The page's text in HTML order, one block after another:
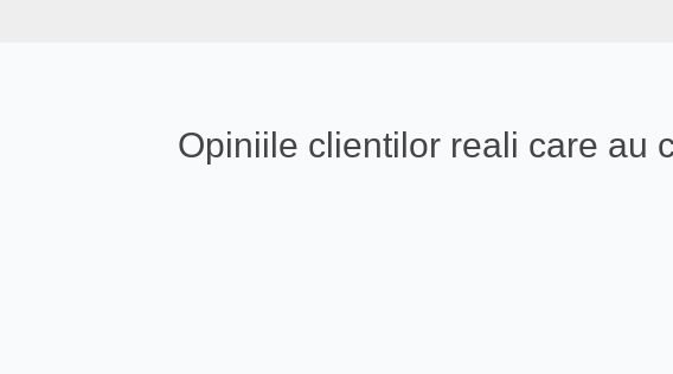
Opiniile clientilor reali care au